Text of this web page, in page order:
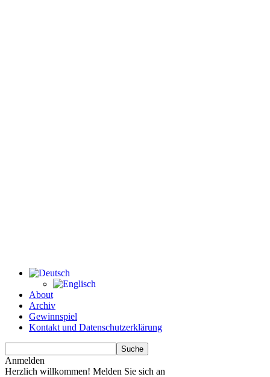
About
Archiv
Gewinnspiel
Kontakt und Datenschutzerklärung
Anmelden
Herzlich willkommen! Melden Sie sich an